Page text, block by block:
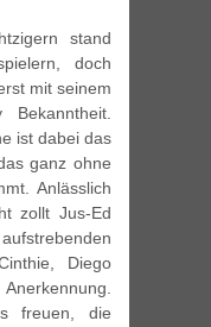
stand
doch
mit seinem
Bekanntheit.
ist dabei das
ganz ohne
Anlässlich
zollt Jus-Ed
Diego
freuen, die